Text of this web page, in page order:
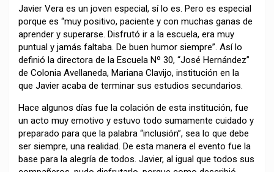
Javier Vera es un joven especial, sí lo es. Pero es especial
porque es “muy positivo, paciente y con muchas ganas de
aprender y superarse. Disfrutó ir a la escuela, era muy
puntual y jamás faltaba. De buen humor siempre”. Así lo
definió la directora de la Escuela Nº 30, “José Hernández”
de Colonia Avellaneda, Mariana Clavijo, institución en la
que Javier acaba de terminar sus estudios secundarios.
Hace algunos días fue la colación de esta institución, fue
un acto muy emotivo y estuvo todo sumamente cuidado y
preparado para que la palabra “inclusión”, sea lo que debe
ser siempre, una realidad. De esta manera el evento fue la
base para la alegría de todos. Javier, al igual que todos sus